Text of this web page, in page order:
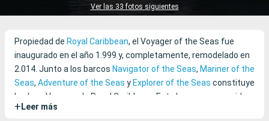
Ver las 33 fotos siguientes
Propiedad de Royal Caribbean, el Voyager of the Seas fue
inaugurado en el año 1.999 y, completamente, remodelado en
2.014. Junto a los barcos Navigator of the Seas, Mariner of the
Seas, Adventure of the Seas y Explorer of the Seas constituye
la clase Voyager de Royal Caribbean. Este barco es conocido
por sus numerosos entretenimientos.
+ Leer más